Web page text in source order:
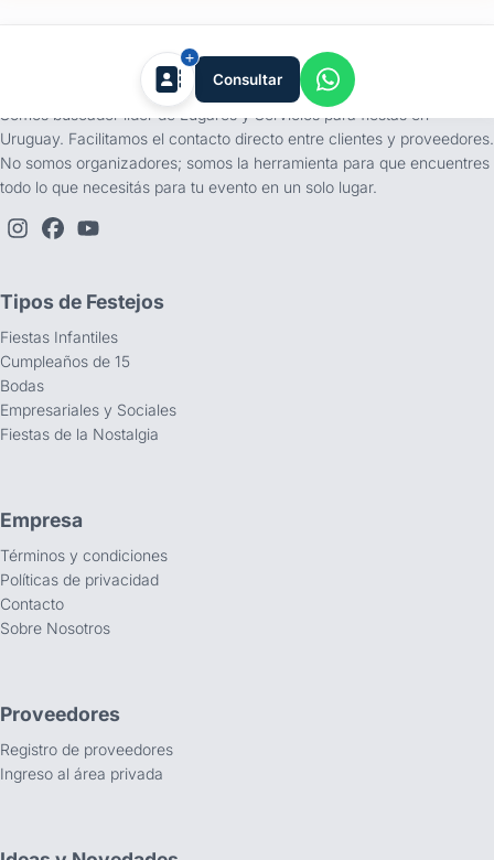
Consultar
tufiesta.com.uy
Somos buscador líder de Lugares y Servicios para fiestas en
Uruguay. Facilitamos el contacto directo entre clientes y proveedores.
No somos organizadores; somos la herramienta para que encuentres
todo lo que necesitás para tu evento en un solo lugar.
Tipos de Festejos
Fiestas Infantiles
Cumpleaños de 15
Bodas
Empresariales y Sociales
Fiestas de la Nostalgia
Empresa
Términos y condiciones
Políticas de privacidad
Contacto
Sobre Nosotros
Proveedores
Registro de proveedores
Ingreso al área privada